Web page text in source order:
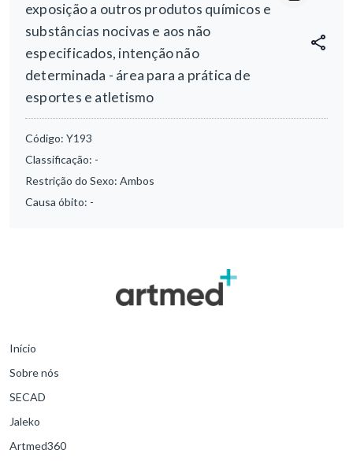
exposição a outros produtos químicos e
substâncias nocivas e aos não
especificados, intenção não
determinada - área para a prática de
esportes e atletismo
Código: Y193
Classificação: -
Restrição do Sexo: Ambos
Causa óbito: -
Início
Sobre nós
SECAD
Jaleko
Artmed360